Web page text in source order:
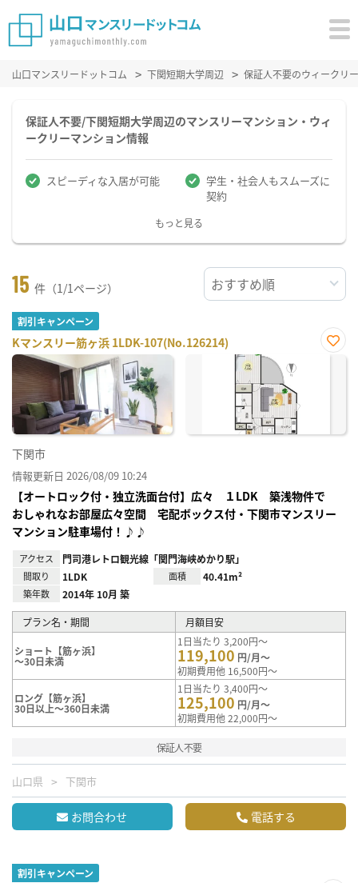
山口マンスリードットコム 下関短期大学周辺 保証人不要のウィークリ
保証人不要/下関短期大学周辺のマンスリーマンション・ウィ
ークリーマンション情報
スピーディな入居が可能
学生・社会人もスムーズに
契約
もっと見る
15 件（1/1ページ）
割引キャンペーン
Kマンスリー筋ヶ浜 1LDK-107(No.126214)
お気
下関市
情報更新日 2026/08/09 10:24
【オートロック付・独立洗面台付】広々 １LDK 築浅物件で
おしゃれなお部屋広々空間 宅配ボックス付・下関市マンスリー
マンション駐車場付！♪♪
アクセス 門司港レトロ観光線「関門海峡めかり駅」
間取り 1LDK 面積 40.41m²
築年数 2014年 10月 築
プラン名・期間 月額目安
ショート【筋ヶ浜】
～30日未満
1日当たり 3,200円～
119,100 円/月～
初期費用他 16,500円～
ロング【筋ヶ浜】
30日以上～360日未満
1日当たり 3,400円～
125,100 円/月～
初期費用他 22,000円～
保証人不要
山口県 下関市
お問合わせ 電話する
割引キャンペーン